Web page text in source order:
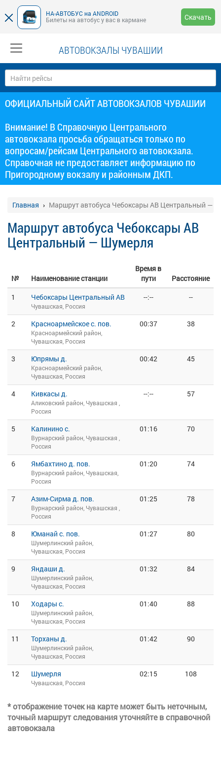
НА-АВТОБУС на ANDROID
Билеты на автобус у вас в кармане
Скачать
АВТОВОКЗАЛЫ ЧУВАШИИ
ОФИЦИАЛЬНЫЙ САЙТ АВТОВОКЗАЛОВ ЧУВАШИИ
Внимание! В Справочную Центрального
автовокзала просьба обращаться только по
вопросам/рейсам Центрального автовокзала.
Справочная не предоставляет информацию по
Пригородному вокзалу и районным ДКП.
Главная Маршрут автобуса Чебоксары АВ Центральный —
Маршрут автобуса Чебоксары АВ
Центральный — Шумерля
№ Наименование станции
Время в
пути
Расстояние
1
Чебоксары Центральный АВ
Чувашская, Россия
--:-- --
2 Красноармейское с. пов.
Красноармейский район,
Чувашская, Россия
00:37 38
3 Юпрямы д.
Красноармейский район,
Чувашская, Россия
00:42 45
4 Кивкасы д.
Аликовский район, Чувашская ,
Россия
--:-- 57
5 Калинино с.
Вурнарский район, Чувашская ,
Россия
01:16 70
6 Ямбахтино д. пов.
Вурнарский район, Чувашская,
Россия
01:20 74
7 Азим-Сирма д. пов.
Вурнарский район, Чувашская ,
Россия
01:25 78
8 Юманай с. пов.
Шумерлинский район,
Чувашская, Россия
01:27 80
9 Яндаши д.
Шумерлинский район,
Чувашская, Россия
01:32 84
10 Ходары с.
Шумерлинский район,
Чувашская, Россия
01:40 88
11 Торханы д.
Шумерлинский район,
Чувашская, Россия
01:42 90
12 Шумерля
Чувашская, Россия
02:15 108
* отображение точек на карте может быть неточным,
точный маршрут следования уточняйте в справочной
автовокзала